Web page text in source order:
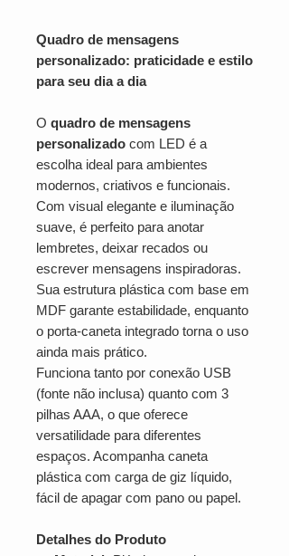
Quadro de mensagens
personalizado: praticidade e estilo
para seu dia a dia
O quadro de mensagens
personalizado com LED é a
escolha ideal para ambientes
modernos, criativos e funcionais.
Com visual elegante e iluminação
suave, é perfeito para anotar
lembretes, deixar recados ou
escrever mensagens inspiradoras.
Sua estrutura plástica com base em
MDF garante estabilidade, enquanto
o porta-caneta integrado torna o uso
ainda mais prático.
Funciona tanto por conexão USB
(fonte não inclusa) quanto com 3
pilhas AAA, o que oferece
versatilidade para diferentes
espaços. Acompanha caneta
plástica com carga de giz líquido,
fácil de apagar com pano ou papel.
Detalhes do Produto